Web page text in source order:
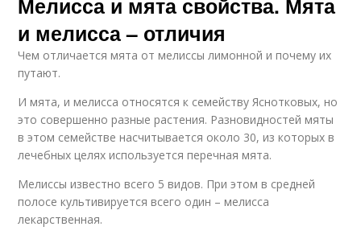
и мелисса – отличия
Чем отличается мята от мелиссы лимонной и почему их
путают.
И мята, и мелисса относятся к семейству Яснотковых, но
это совершенно разные растения. Разновидностей мяты
в этом семействе насчитывается около 30, из которых в
лечебных целях используется перечная мята.
Мелиссы известно всего 5 видов. При этом в средней
полосе культивируется всего один – мелисса
лекарственная.